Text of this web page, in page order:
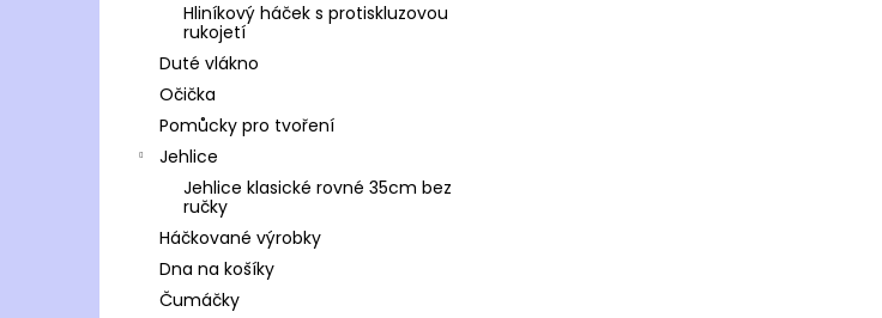
Hliníkový háček s protiskluzovou
rukojetí
Duté vlákno
Očička
Pomůcky pro tvoření
Jehlice
Jehlice klasické rovné 35cm bez
ručky
Háčkované výrobky
Dna na košíky
Čumáčky